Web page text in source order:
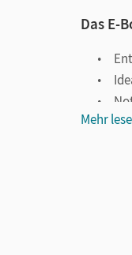
Das E-
Mehr